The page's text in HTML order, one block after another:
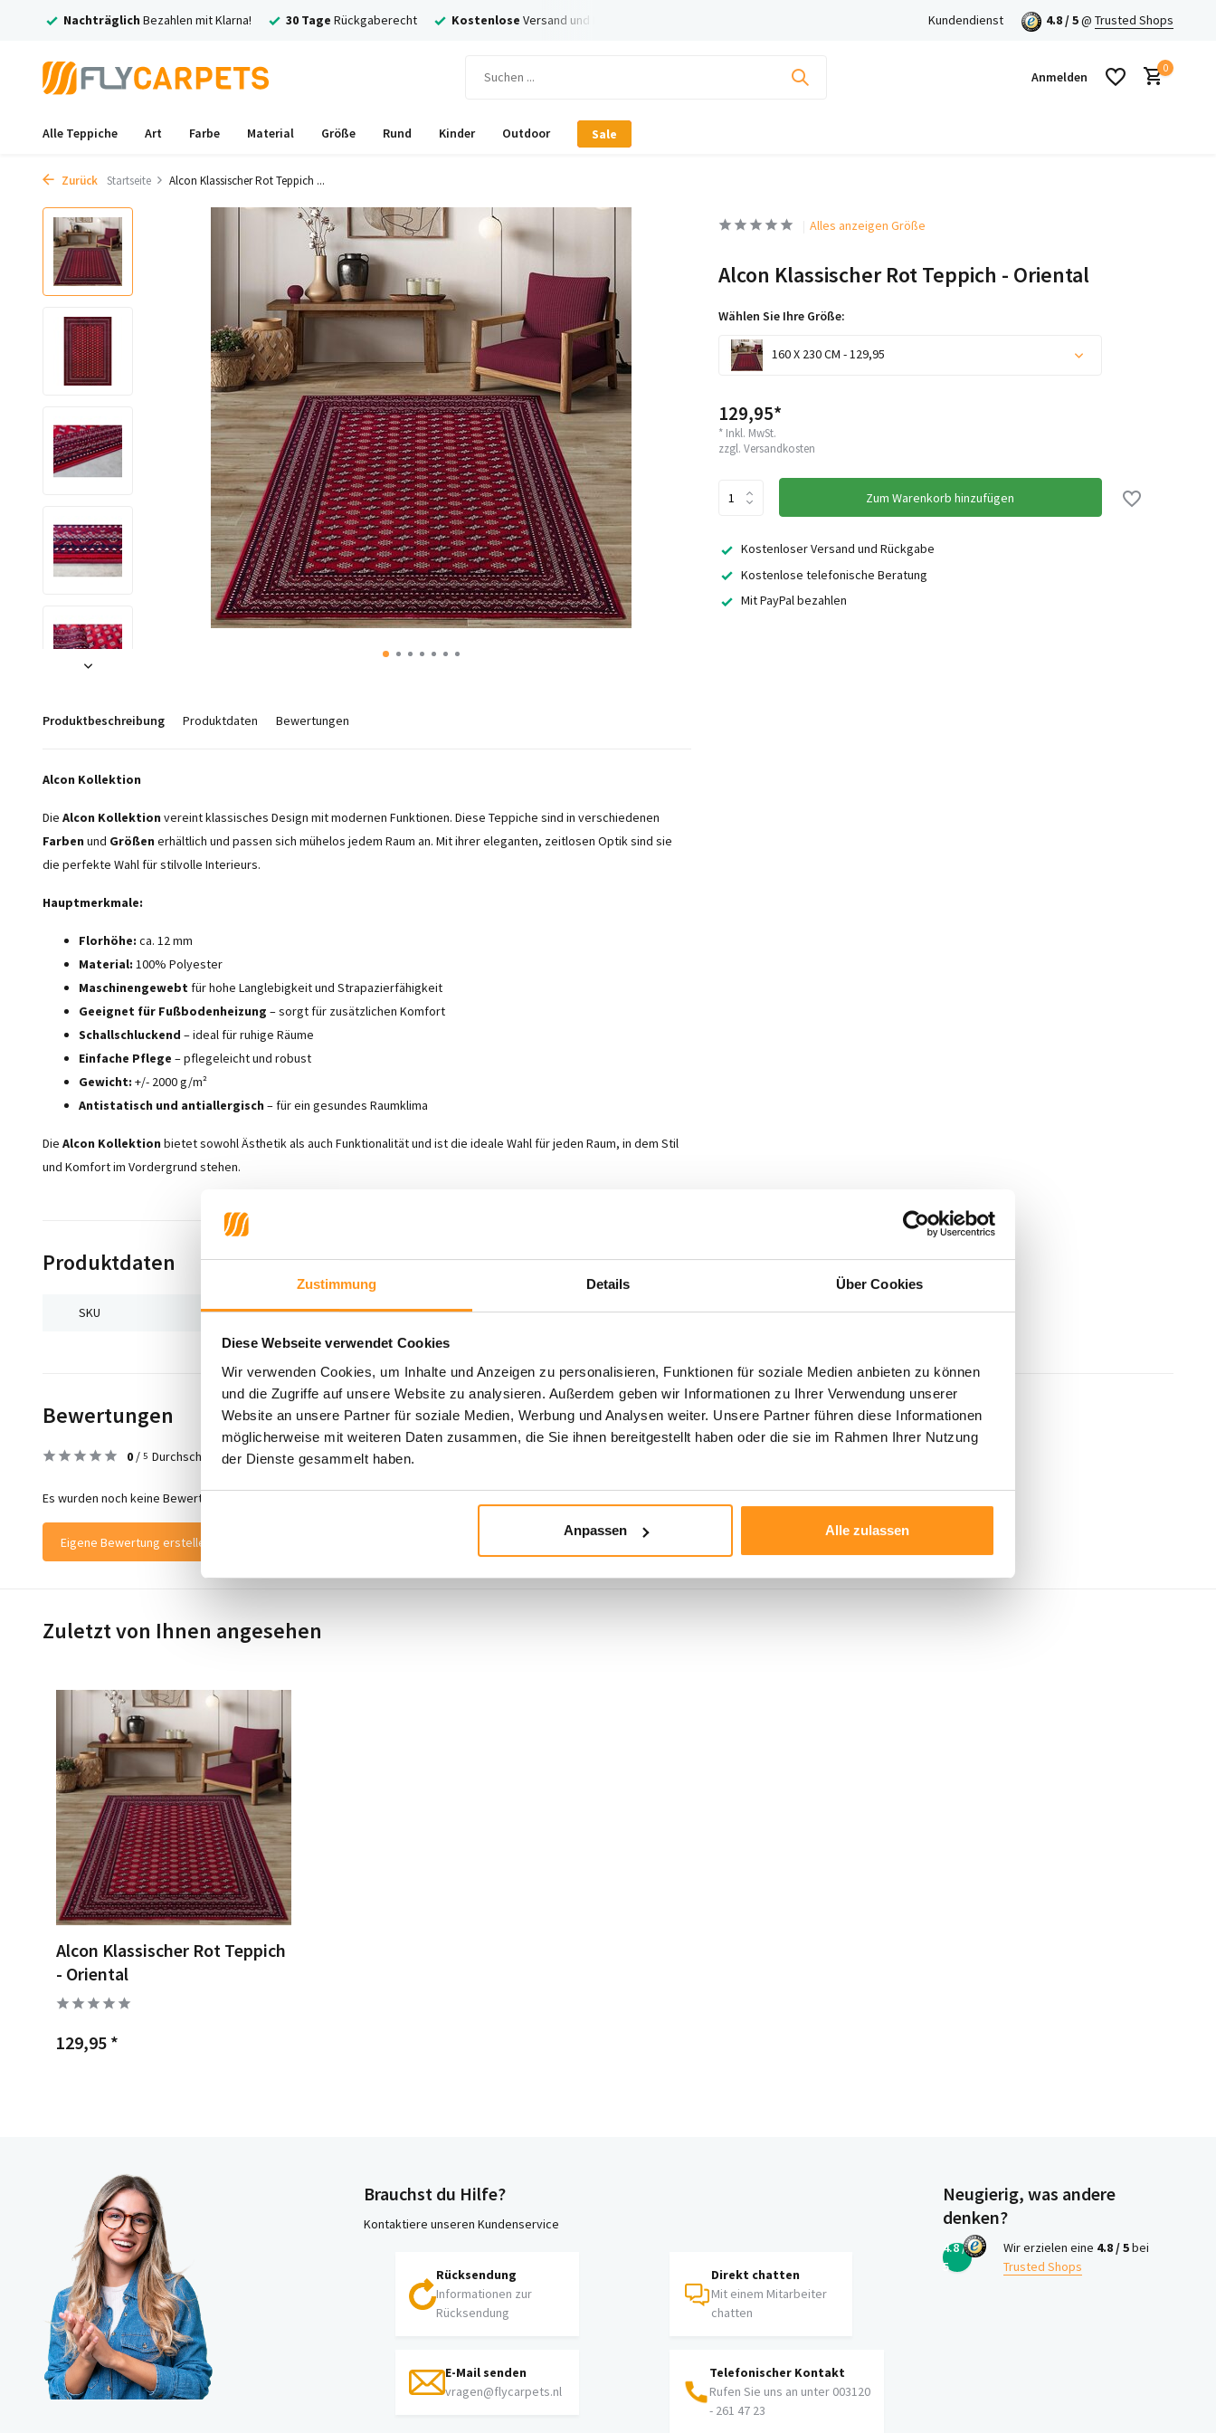
Zustimmung Details Über Cookies
Diese Webseite verwendet Cookies
Wir verwenden Cookies, um Inhalte und Anzeigen zu personalisieren, Funktionen für soziale Medien anbieten zu können
und die Zugriffe auf unsere Website zu analysieren. Außerdem geben wir Informationen zu Ihrer Verwendung unserer
Website an unsere Partner für soziale Medien, Werbung und Analysen weiter. Unsere Partner führen diese Informationen
möglicherweise mit weiteren Daten zusammen, die Sie ihnen bereitgestellt haben oder die sie im Rahmen Ihrer Nutzung
der Dienste gesammelt haben.
Anpassen Alle zulassen
Nachträglich Bezahlen mit Klarna! 30 Tage Rückgaberecht Kostenlose Versand und Rückversand Kundendienst 4.8 / 5@ Trusted Shops
Anmelden
Benutzerkonto anlegen
0
Alle Teppiche Art Farbe Material Größe Rund Kinder Outdoor Sale
Zurück Startseite Alcon Klassischer Rot Teppich ...
Produktbeschreibung Produktdaten Bewertungen
Alcon Kollektion
Die Alcon Kollektion vereint klassisches Design mit modernen Funktionen. Diese Teppiche sind in verschiedenen
Farben und Größen erhältlich und passen sich mühelos jedem Raum an. Mit ihrer eleganten, zeitlosen Optik sind sie
die perfekte Wahl für stilvolle Interieurs.
Hauptmerkmale:
Florhöhe: ca. 12 mm
Material: 100% Polyester
Maschinengewebt für hohe Langlebigkeit und Strapazierfähigkeit
Geeignet für Fußbodenheizung – sorgt für zusätzlichen Komfort
Schallschluckend – ideal für ruhige Räume
Einfache Pflege – pflegeleicht und robust
Gewicht: +/- 2000 g/m²
Antistatisch und antiallergisch – für ein gesundes Raumklima
Die Alcon Kollektion bietet sowohl Ästhetik als auch Funktionalität und ist die ideale Wahl für jeden Raum, in dem Stil
und Komfort im Vordergrund stehen.
Produktdaten
SKU 9509366499813
Alles anzeigen Größe
Alcon Klassischer Rot Teppich - Oriental
Wählen Sie Ihre Größe:
160 X 230 CM - 129,95
129,95*
* Inkl. MwSt.
zzgl. Versandkosten
Zum Warenkorb hinzufügen
Kostenloser Versand und Rückgabe
Kostenlose telefonische Beratung
Mit PayPal bezahlen
Bewertungen
0 / 5 Durchschnitt aus 0 Bewertungen
Es wurden noch keine Bewertungen für dieses Produkt abgegeben..
Eigene Bewertung erstellen
Zuletzt von Ihnen angesehen
Alcon Klassischer Rot Teppich
- Oriental
129,95 *
Brauchst du Hilfe?
Kontaktiere unseren Kundenservice
Rücksendung
Informationen zur
Rücksendung
Direkt chatten
Mit einem Mitarbeiter
chatten
E-Mail senden
vragen@flycarpets.nl
Telefonischer Kontakt
Rufen Sie uns an unter 003120
- 261 47 23
Neugierig, was andere
denken?
4.8 /
5
Wir erzielen eine 4.8 / 5bei
Trusted Shops